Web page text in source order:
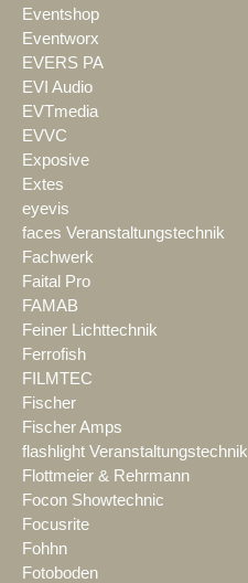
Eventshop
Eventworx
EVERS PA
EVI Audio
EVTmedia
EVVC
Exposive
Extes
eyevis
faces Veranstaltungstechnik
Fachwerk
Faital Pro
FAMAB
Feiner Lichttechnik
Ferrofish
FILMTEC
Fischer
Fischer Amps
flashlight Veranstaltungstechnik
Flottmeier & Rehrmann
Focon Showtechnic
Focusrite
Fohhn
Fotoboden